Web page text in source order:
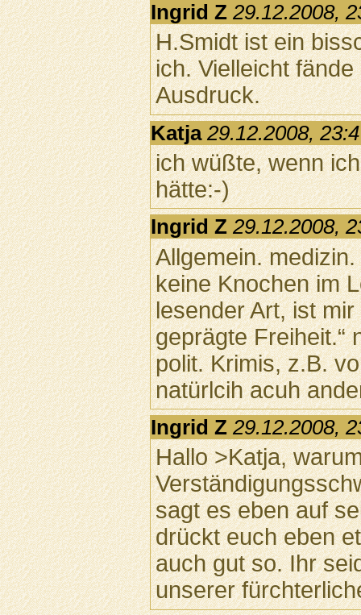
Ingrid Z 29.12.2008,
H.Smidt ist ein
ich. Vielleicht
Ausdruck.
Katja 29.12.2008,
ich wüßte, wenn
hätte:-)
Ingrid Z 29.12.2008,
Allgemein.
keine Knochen im
lesender Art, ist
geprägte Freiheit.“
polit. Krimis, z.B.
natürlcih acuh
Ingrid Z 29.12.2008,
Hallo >Katja,
sagt es eben auf
drückt euch eben
auch gut so. Ihr
unserer